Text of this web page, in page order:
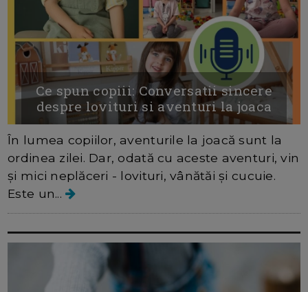
Ce spun copiii: Conversatii sincere
despre lovituri si aventuri la joaca
În lumea copiilor, aventurile la joacă sunt la
ordinea zilei. Dar, odată cu aceste aventuri, vin
și mici neplăceri - lovituri, vânătăi și cucuie.
Este un...